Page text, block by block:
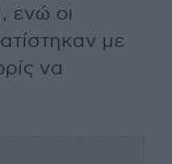
ενώ οι
με
να